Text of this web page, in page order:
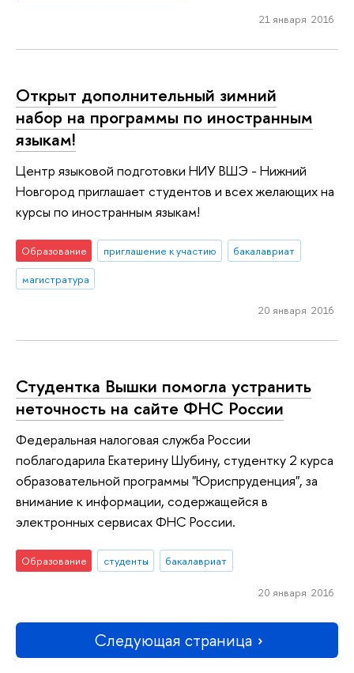
21 января 2016
Открыт дополнительный зимний
набор на программы по иностранным
языкам!
Центр языковой подготовки НИУ ВШЭ - Нижний
Новгород приглашает студентов и всех желающих на
курсы по иностранным языкам!
Образование приглашение к участию
бакалавриат
магистратура
20 января 2016
Студентка Вышки помогла устранить
неточность на сайте ФНС России
Федеральная налоговая служба России
поблагодарила Екатерину Шубину, студентку 2 курса
образовательной программы "Юриспруденция", за
внимание к информации, содержащейся в
электронных сервисах ФНС России.
Образование студенты бакалавриат
20 января 2016
Следующая страница